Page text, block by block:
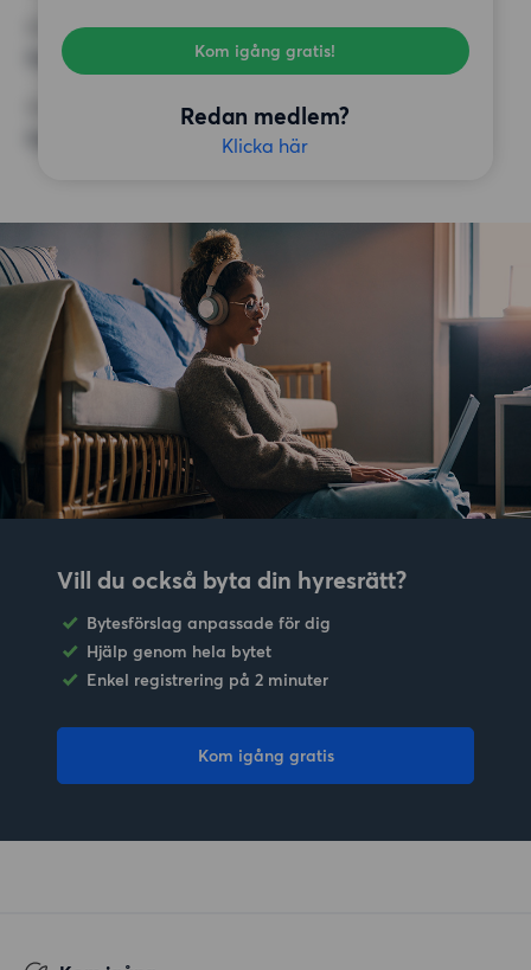
Kom igång gratis!
Redan medlem?
Klicka här
Inga speciella krav
ÖVRIGA PREFERENSER
Inga speciella preferenser
Vill du också byta din hyresrätt?
Bytesförslag anpassade för dig
Hjälp genom hela bytet
Enkel registrering på 2 minuter
Kom igång gratis